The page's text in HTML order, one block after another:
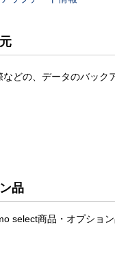
どの、データのバック
品
select商品・オプショ